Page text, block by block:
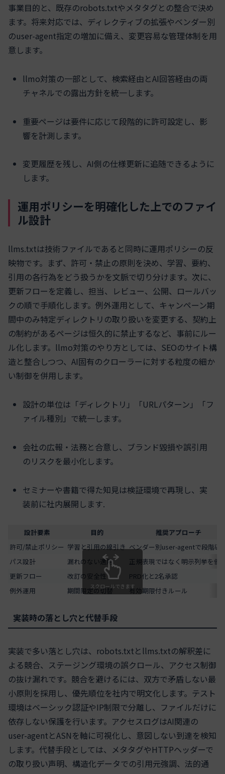
事業目的と、既存のrobots.txtやメタタグとの整合で決め
ます。将来対応では、ディレクティブの拡張やベンダー別
のuser-agent指定の増加に備え、変更容易な管理体制を用
意します。
llmo対策の一部として、検索経由とAI回答経由の両
チャネルでの露出方針を統一します。
重要ページは要件に応じて段階的に許可設定し、影
響を計測します。
変更履歴を残し、AI側の仕様更新に追随できるように
します。
運用ポリシーを明確化した上でのファイ
ル設計
llms.txtは技術ファイルであると同時に運用ポリシーの反
映物です。まず、許可・禁止の原則を決め、学習、要約、
引用の各行為をどう扱うかを文脈で切り分けます。次に、
更新フローを定義し、担当、レビュー、公開、ロールバッ
クの順で手順化します。例外運用として、キャンペーン期
間中のみ特定ディレクトリの取り扱いを変更する、契約上
の制約があるページは恒久的に禁止するなど、事前にルー
ル化します。llmo対策のやり方としては、SEOのサイト構
造と整合しつつ、AI固有のクローラーに対する粒度の細か
い制御を併用します。
設計の単位は「ディレクトリ」「URLパターン」「フ
ァイル種別」で統一します。
会社の広報・法務と合意し、ブランド毀損や誤引用
のリスクを最小化します。
セミナーや書籍で得た知見は検証環境で再現し、実
装前に社内展開します.
設計要素 目的
推奨アプローチ
許可/禁止ポリシー 学習と引用の線引き ベンダー別user-agentで段階導
パス設計
漏れのない適用
正規表現ではなく明示列挙を優
更新フロー
改訂の安全性
PRD化と2名承認
例外運用
期間限定の切替 有効期限付きルール
スクロールできます
実装時の落とし穴と代替手段
実装で多い落とし穴は、robots.txtとllms.txtの解釈差に
よる競合、ステージング環境の誤クロール、アクセス制御
の抜け漏れです。競合を避けるには、双方で矛盾しない最
小原則を採用し、優先順位を社内で明文化します。テスト
環境はベーシック認証やIP制限で分離し、ファイルだけに
依存しない保護を行います。アクセスログはAI関連の
user-agentとASNを軸に可視化し、意図しない到達を検知
します。代替手段としては、メタタグやHTTPヘッダーで
の取り扱い声明、構造化データでの引用元強調、法的通